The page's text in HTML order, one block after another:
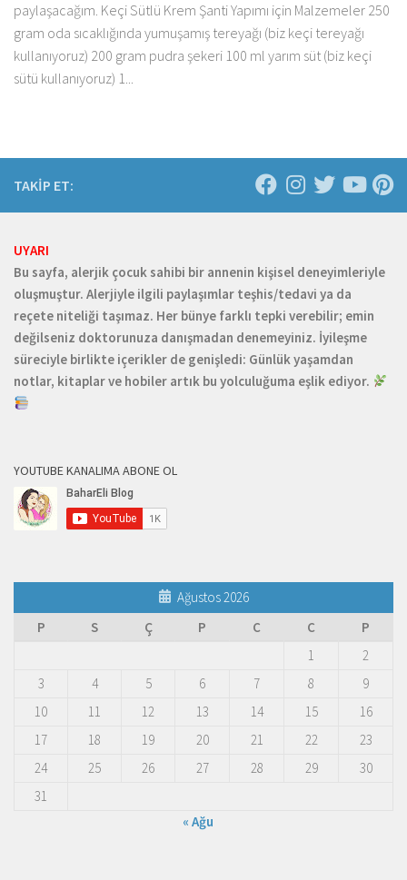
paylaşacağım. Keçi Sütlü Krem Şanti Yapımı için Malzemeler 250
gram oda sıcaklığında yumuşamış tereyağı (biz keçi tereyağı
kullanıyoruz) 200 gram pudra şekeri 100 ml yarım süt (biz keçi
sütü kullanıyoruz) 1...
TAKİP ET:
UYARI
Bu sayfa, alerjik çocuk sahibi bir annenin kişisel deneyimleriyle
oluşmuştur. Alerjiyle ilgili paylaşımlar teşhis/tedavi ya da
reçete niteliği taşımaz. Her bünye farklı tepki verebilir; emin
değilseniz doktorunuza danışmadan denemeyiniz. İyileşme
süreciyle birlikte içerikler de genişledi: Günlük yaşamdan
notlar, kitaplar ve hobiler artık bu yolculuğuma eşlik ediyor.
YOUTUBE KANALIMA ABONE OL
Ağustos 2026
P
S Ç P C C
P
1
2
3
4 5 6 7 8
9
10
11 12 13 14 15
16
17
18 19 20 21 22
23
24
25 26 27 28 29
30
31
« Ağu